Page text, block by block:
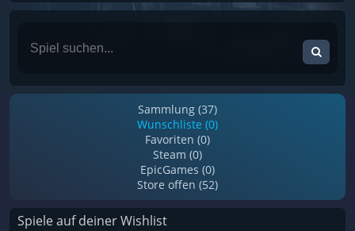
Sammlung (37)
Wunschliste (0)
Favoriten (0)
Steam (0)
EpicGames (0)
Store offen (52)
Spiele auf deiner Wishlist